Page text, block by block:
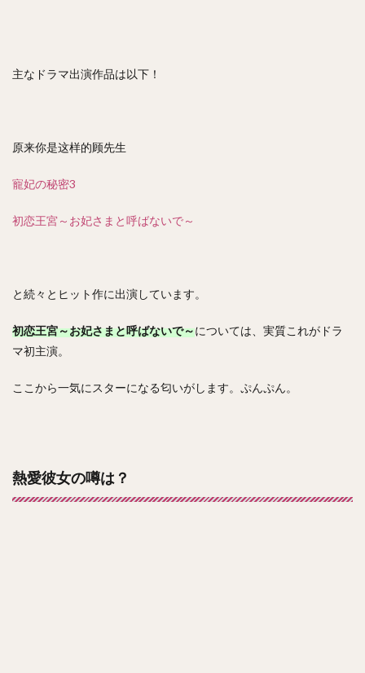
主なドラマ出演作品は以下！
原来你是这样的顾先生
寵妃の秘密3
初恋王宮～お妃さまと呼ばないで～
と続々とヒット作に出演しています。
初恋王宮～お妃さまと呼ばないで～については、実質これがドラ
マ初主演。
ここから一気にスターになる匂いがします。ぷんぷん。
熱愛彼女の噂は？